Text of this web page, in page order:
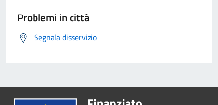
Problemi in città
Segnala disservizio